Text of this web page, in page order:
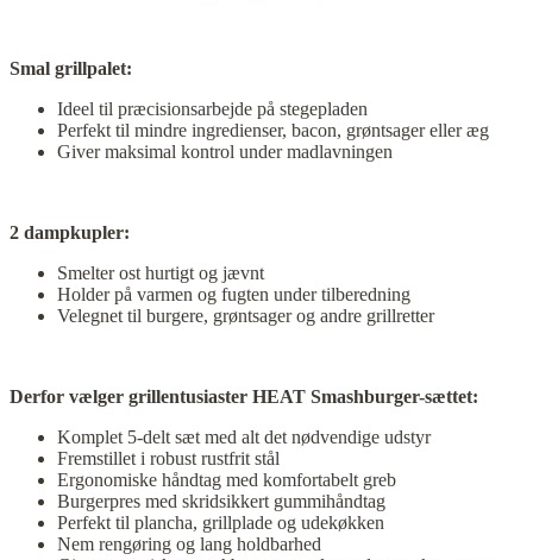
Smal grillpalet:
Ideel til præcisionsarbejde på stegepladen
Perfekt til mindre ingredienser, bacon, grøntsager eller æg
Giver maksimal kontrol under madlavningen
2 dampkupler:
Smelter ost hurtigt og jævnt
Holder på varmen og fugten under tilberedning
Velegnet til burgere, grøntsager og andre grillretter
Derfor vælger grillentusiaster HEAT Smashburger-sættet:
Komplet 5-delt sæt med alt det nødvendige udstyr
Fremstillet i robust rustfrit stål
Ergonomiske håndtag med komfortabelt greb
Burgerpres med skridsikkert gummihåndtag
Perfekt til plancha, grillplade og udekøkken
Nem rengøring og lang holdbarhed